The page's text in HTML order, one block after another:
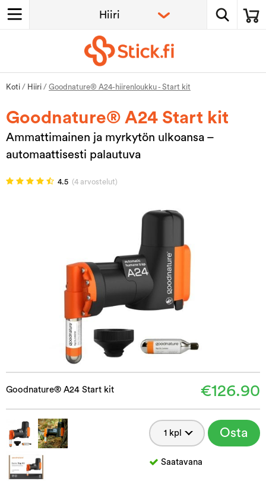
Koti / Hiiri / Goodnature® A24-hiirenloukku - Start kit
Goodnature® A24 Start kit
Ammattimainen ja myrkytön ulkoansa –
automaattisesti palautuva
4.5 (4 arvostelut)
Goodnature® A24 Start kit €126.90
Osta
Saatavana